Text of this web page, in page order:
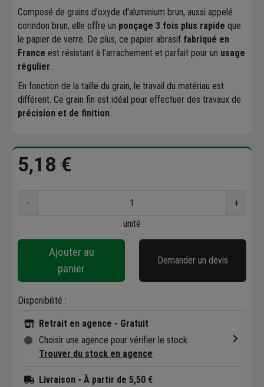
Composé de grains d'oxyde d'aluminium brun, aussi appelé
corindon brun, elle offre un ponçage 3 fois plus rapide que
le papier de verre. De plus, ce papier abrasif fabriqué en
France est résistant à l'arrachement et parfait pour un usage
régulier.
En fonction de la taille du grain, le travail du matériau est
différent. Ce grain fin est idéal pour effectuer des travaux de
précision et de finition.
5,18 €
-
+
unité
Ajouter au
panier
Demander un devis
Disponibilité :
Retrait en agence - Gratuit
Choisir une agence pour vérifier le stock
Trouver du stock en agence
Livraison - À partir de 5,50 €